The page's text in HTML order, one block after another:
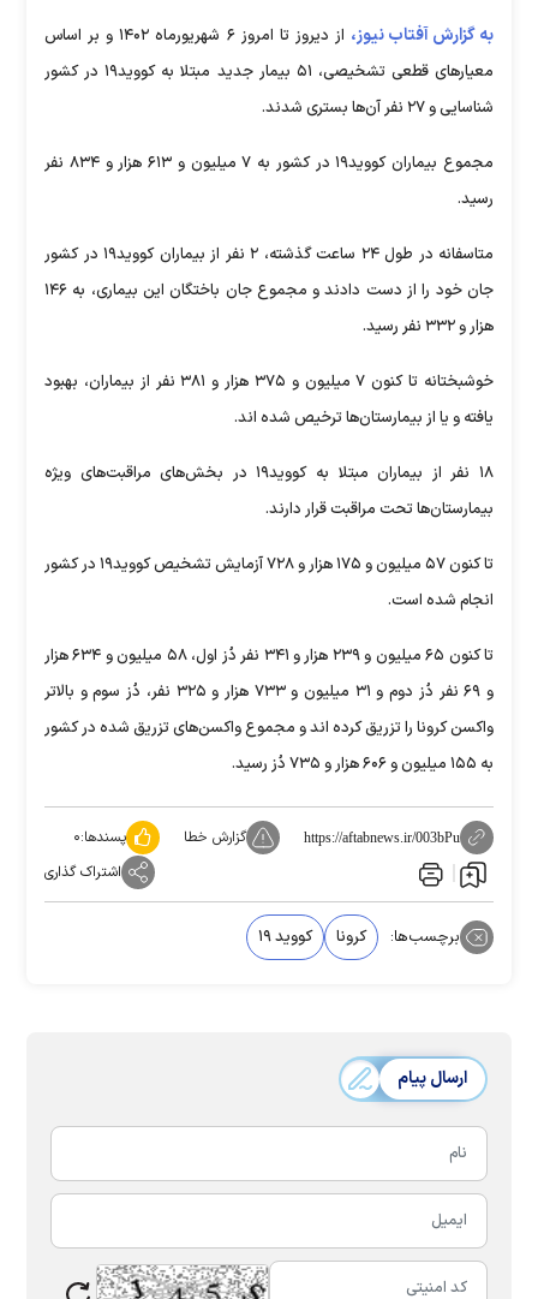
به گزارش آفتاب نیوز،
از دیروز تا امروز ۶ شهریورماه ۱۴۰۲ و بر اساس
معیار‌های قطعی تشخیصی، ۵۱ بیمار جدید مبتلا به کووید۱۹ در کشور
شناسایی و ۲۷ نفر آن‌ها بستری شدند.
مجموع بیماران کووید۱۹ در کشور به ۷ میلیون و ۶۱۳ هزار و ۸۳۴ نفر
رسید.
متاسفانه در طول ۲۴ ساعت گذشته، ۲ نفر از بیماران کووید۱۹ در کشور
جان خود را از دست دادند و مجموع جان باختگان این بیماری، به ۱۴۶
هزار و ۳۳۲ نفر رسید.
خوشبختانه تا کنون ۷ میلیون و ۳۷۵ هزار و ۳۸۱ نفر از بیماران، بهبود
یافته و یا از بیمارستان‌ها ترخیص شده اند.
۱۸ نفر از بیماران مبتلا به کووید۱۹ در بخش‌های مراقبت‌های ویژه
بیمارستان‌ها تحت مراقبت قرار دارند.
تا کنون ۵۷ میلیون و ۱۷۵ هزار و ۷۲۸ آزمایش تشخیص کووید۱۹ در کشور
انجام شده است.
تا کنون ۶۵ میلیون و ۲۳۹ هزار و ۳۴۱ نفر دُز اول، ۵۸ میلیون و ۶۳۴ هزار
و ۶۹ نفر دُز دوم و ۳۱ میلیون و ۷۳۳ هزار و ۳۲۵ نفر، دُز سوم و بالاتر
واکسن کرونا را تزریق کرده اند و مجموع واکسن‌های تزریق شده در کشور
به ۱۵۵ میلیون و ۶۰۶ هزار و ۷۳۵ دُز رسید.
https://aftabnews.ir/003bPu گزارش خطا پسندها:۰
اشتراک گذاری
برچسب‌ها: کرونا کووید ۱۹
ارسال پیام